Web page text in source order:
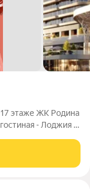
17 этаже ЖК Родина
- Лоджия -
семейный